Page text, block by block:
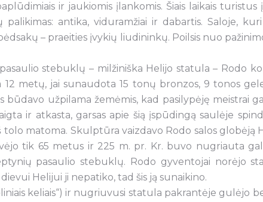
ir jaukiomis įlankomis. Šiais laikais turistus
antika, viduramžiai ir dabartis. Saloje,
– praeities įvykių liudininkų. Poilsis nuo
stebuklų – milžiniška Helijo statula – Rodo
metų, jai sunaudota 15 tonų bronzos, 9 tonos
užpilama žemėmis, kad pasilypėję meistrai
ir atkasta, garsas apie šią įspūdingą saulėje
matoma. Skulptūra vaizdavo Rodo salos globėją
tik 65 metus ir 225 m. pr. Kr. buvo nugriauta
pasaulio stebuklų. Rodo gyventojai norėjo
Helijui ji nepatiko, tad šis ją sunaikino.
keliais“) ir nugriuvusi statula pakrantėje gulėjo